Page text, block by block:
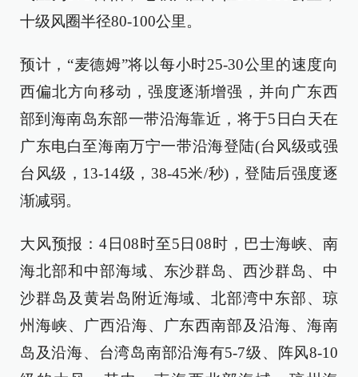
十级风圈半径80-100公里。
预计，“麦德姆”将以每小时25-30公里的速度向
西偏北方向移动，强度逐渐增强，并向广东西
部到海南岛东部一带沿海靠近，将于5日白天在
广东电白至海南万宁一带沿海登陆(台风级或强
台风级，13-14级，38-45米/秒)，登陆后强度逐
渐减弱。
大风预报：4日08时至5日08时，巴士海峡、南
海北部和中部海域、东沙群岛、西沙群岛、中
沙群岛及黄岩岛附近海域、北部湾中东部、琼
州海峡、广西沿海、广东西南部及沿海、海南
岛及沿海、台湾岛南部沿海有5-7级、阵风8-10